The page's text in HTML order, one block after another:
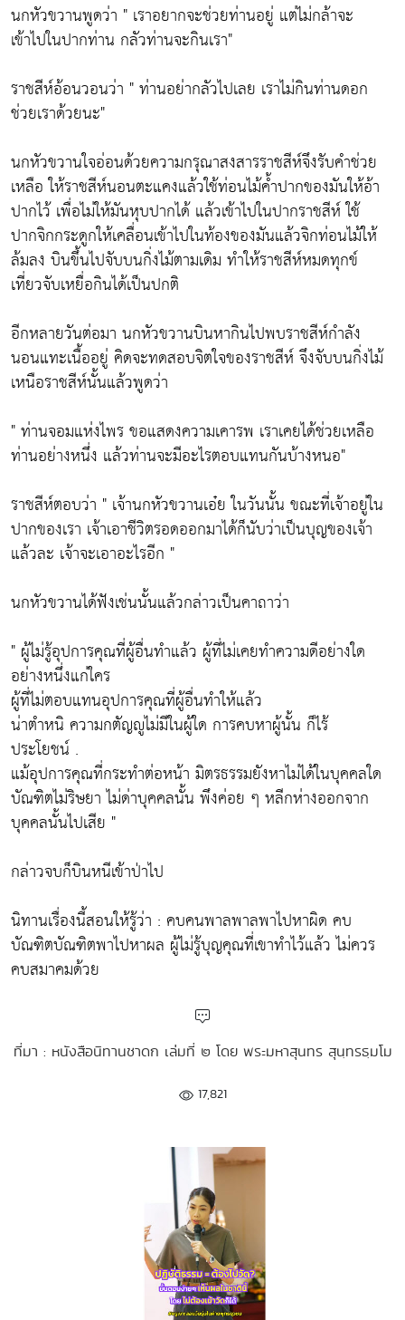
นกหัวขวานพูดว่า " เราอยากจะช่วยท่านอยู่ แต่ไม่กล้าจะ
เข้าไปในปากท่าน กลัวท่านจะกินเรา"
ราชสีห์อ้อนวอนว่า " ท่านอย่ากลัวไปเลย เราไม่กินท่านดอก
ช่วยเราด้วยนะ"
นกหัวขวานใจอ่อนด้วยความกรุณาสงสารราชสีห์จึงรับคำช่วย
เหลือ ให้ราชสีห์นอนตะแคงแล้วใช้ท่อนไม้ค้ำปากของมันให้อ้า
ปากไว้ เพื่อไม่ให้มันหุบปากได้ แล้วเข้าไปในปากราชสีห์ ใช้
ปากจิกกระดูกให้เคลื่อนเข้าไปในท้องของมันแล้วจิกท่อนไม้ให้
ล้มลง บินขึ้นไปจับบนกิ่งไม้ตามเดิม ทำให้ราชสีห์หมดทุกข์
เที่ยวจับเหยื่อกินได้เป็นปกติ
อีกหลายวันต่อมา นกหัวขวานบินหากินไปพบราชสีห์กำลัง
นอนแทะเนื้ออยู่ คิดจะทดสอบจิตใจของราชสีห์ จึงจับบนกิ่งไม้
เหนือราชสีห์นั้นแล้วพูดว่า
" ท่านจอมแห่งไพร ขอแสดงความเคารพ เราเคยได้ช่วยเหลือ
ท่านอย่างหนึ่ง แล้วท่านจะมีอะไรตอบแทนกันบ้างหนอ"
ราชสีห์ตอบว่า " เจ้านกหัวขวานเอ๋ย ในวันนั้น ขณะที่เจ้าอยู่ใน
ปากของเรา เจ้าเอาชีวิตรอดออกมาได้ก็นับว่าเป็นบุญของเจ้า
แล้วละ เจ้าจะเอาอะไรอีก "
นกหัวขวานได้ฟังเช่นนั้นแล้วกล่าวเป็นคาถาว่า
" ผู้ไม่รู้อุปการคุณที่ผู้อื่นทำแล้ว ผู้ที่ไม่เคยทำความดีอย่างใด
อย่างหนึ่งแก่ใคร
ผู้ที่ไม่ตอบแทนอุปการคุณที่ผู้อื่นทำให้แล้ว
น่าตำหนิ ความกตัญญูไม่มีในผู้ใด การคบหาผู้นั้น ก็ไร้
ประโยชน์ .
แม้อุปการคุณที่กระทำต่อหน้า มิตรธรรมยังหาไม่ได้ในบุคคลใด
บัณฑิตไม่ริษยา ไม่ด่าบุคคลนั้น พึงค่อย ๆ หลีกห่างออกจาก
บุคคลนั้นไปเสีย "
กล่าวจบก็บินหนีเข้าป่าไป
นิทานเรื่องนี้สอนให้รู้ว่า : คบคนพาลพาลพาไปหาผิด คบ
บัณฑิตบัณฑิตพาไปหาผล ผู้ไม่รู้บุญคุณที่เขาทำไว้แล้ว ไม่ควร
คบสมาคมด้วย
ที่มา : หนังสือนิทานชาดก เล่มที่ ๒ โดย พระมหาสุนทร สุนฺทรธฺมโม
17,821